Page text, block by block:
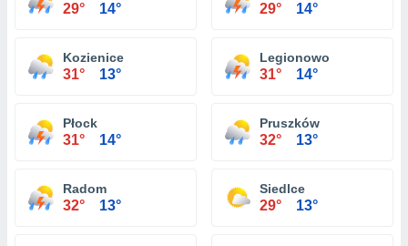
29° 14° 29° 14°
Kozienice
31° 13°
Legionowo
31° 14°
Płock
31° 14°
Pruszków
32° 13°
Radom
32° 13°
Siedlce
29° 13°